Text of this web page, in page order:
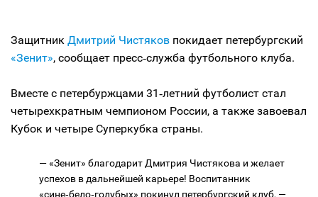
Защитник Дмитрий Чистяков покидает петербургский
«Зенит», сообщает пресс‑служба футбольного клуба.
Вместе с петербуржцами 31‑летний футболист стал
четырехкратным чемпионом России, а также завоевал
Кубок и четыре Суперкубка страны.
— «Зенит» благодарит Дмитрия Чистякова и желает
успехов в дальнейшей карьере! Воспитанник
«сине‑бело‑голубых» покинул петербургский клуб, —